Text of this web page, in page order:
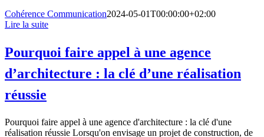
Cohérence Communication2024-05-01T00:00:00+02:00
Lire la suite
Pourquoi faire appel à une agence
d’architecture : la clé d’une réalisation
réussie
Pourquoi faire appel à une agence d'architecture : la clé d'une
réalisation réussie Lorsqu'on envisage un projet de construction, de